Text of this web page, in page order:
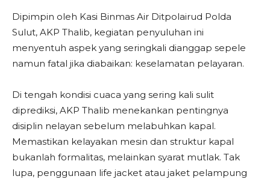
Dipimpin oleh Kasi Binmas Air Ditpolairud Polda
Sulut, AKP Thalib, kegiatan penyuluhan ini
menyentuh aspek yang seringkali dianggap sepele
namun fatal jika diabaikan: keselamatan pelayaran.
Di tengah kondisi cuaca yang sering kali sulit
diprediksi, AKP Thalib menekankan pentingnya
disiplin nelayan sebelum melabuhkan kapal.
Memastikan kelayakan mesin dan struktur kapal
bukanlah formalitas, melainkan syarat mutlak. Tak
lupa, penggunaan life jacket atau jaket pelampung